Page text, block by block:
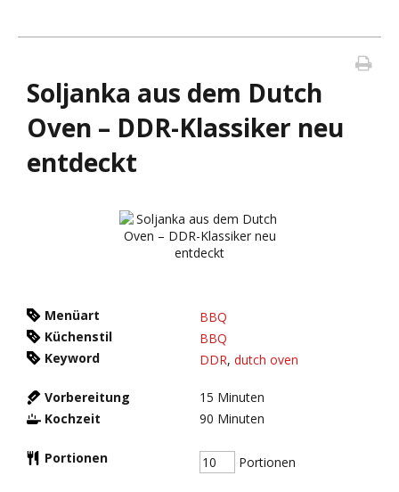
Soljanka aus dem Dutch
Oven – DDR-Klassiker neu
entdeckt
Menüart
BBQ
Küchenstil
BBQ
Keyword
DDR, dutch oven
Vorbereitung 15 Minuten
Kochzeit
90 Minuten
Portionen Portionen